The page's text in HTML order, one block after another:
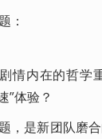
：
情内在的哲
”体验？
，是新团队磨